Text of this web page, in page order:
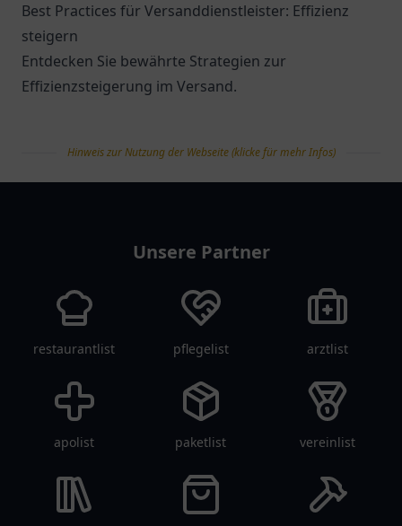
Best Practices für Versanddienstleister: Effizienz
steigern
Entdecken Sie bewährte Strategien zur
Effizienzsteigerung im Versand.
Hinweis zur Nutzung der Webseite (klicke für mehr Infos)
Unsere Partner
restaurantlist pflegelist arztlist
apolist paketlist vereinlist